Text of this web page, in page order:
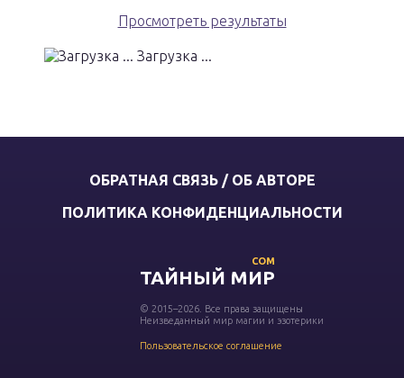
Просмотреть результаты
Загрузка ...
ОБРАТНАЯ СВЯЗЬ / ОБ АВТОРЕ
ПОЛИТИКА КОНФИДЕНЦИАЛЬНОСТИ
ТАЙНЫЙ МИР
COM
© 2015–2026. Все права защищены
Неизведанный мир магии и эзотерики
Пользовательское соглашение